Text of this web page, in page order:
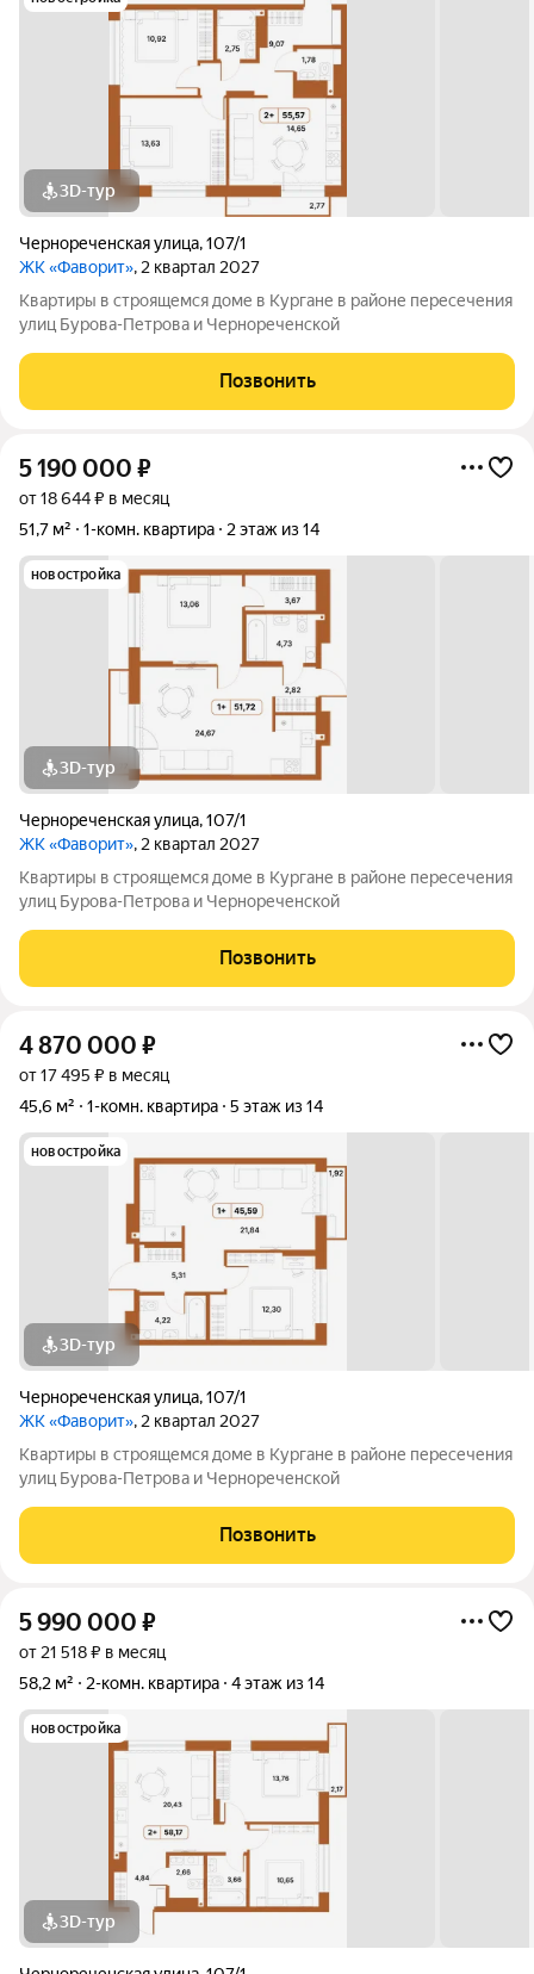
3D-тур
Чернореченская улица,107/1
ЖК «Фаворит», 2 квартал 2027
Квартиры в строящемся доме в Кургане в районе пересечения
улиц Бурова-Петрова и Чернореченской
Позвонить
5 190 000 ₽
от 18 644 ₽ в месяц
51,7 м²
1-комн. квартира 2 этаж из 14
новостройка
3D-тур
Чернореченская улица,107/1
ЖК «Фаворит», 2 квартал 2027
Квартиры в строящемся доме в Кургане в районе пересечения
улиц Бурова-Петрова и Чернореченской
Позвонить
4 870 000 ₽
от 17 495 ₽ в месяц
45,6 м²
1-комн. квартира 5 этаж из 14
новостройка
3D-тур
Чернореченская улица,107/1
ЖК «Фаворит», 2 квартал 2027
Квартиры в строящемся доме в Кургане в районе пересечения
улиц Бурова-Петрова и Чернореченской
Позвонить
5 990 000 ₽
от 21 518 ₽ в месяц
58,2 м²
2-комн. квартира 4 этаж из 14
новостройка
3D-тур